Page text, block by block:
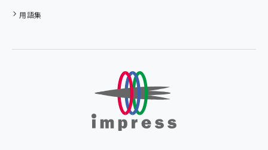
用語集